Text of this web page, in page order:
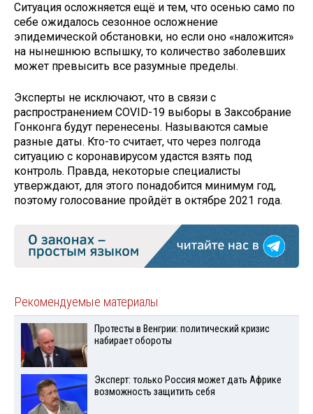
Ситуация осложняется ещё и тем, что осенью само по
себе ожидалось сезонное осложнение
эпидемической обстановки, но если оно «наложится»
на нынешнюю вспышку, то количество заболевших
может превысить все разумные пределы.
Эксперты не исключают, что в связи с
распространением COVID-19 выборы в Заксобрание
Гонконга будут перенесены. Называются самые
разные даты. Кто-то считает, что через полгода
ситуацию с коронавирусом удастся взять под
контроль. Правда, некоторые специалисты
утверждают, для этого понадобится минимум год,
поэтому голосование пройдёт в октябре 2021 года.
Рекомендуемые материалы
Протесты в Венгрии: политический кризис
набирает обороты
Эксперт: только Россия может дать Африке
возможность защитить себя